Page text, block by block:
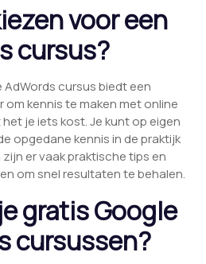
voor een
cursus?
AdWords cursus biedt een
om kennis te maken met online
je iets kost. Je kunt op eigen
opgedane kennis in de praktijk
er vaak praktische tips en
om snel resultaten te behalen.
gratis Google
cursussen?